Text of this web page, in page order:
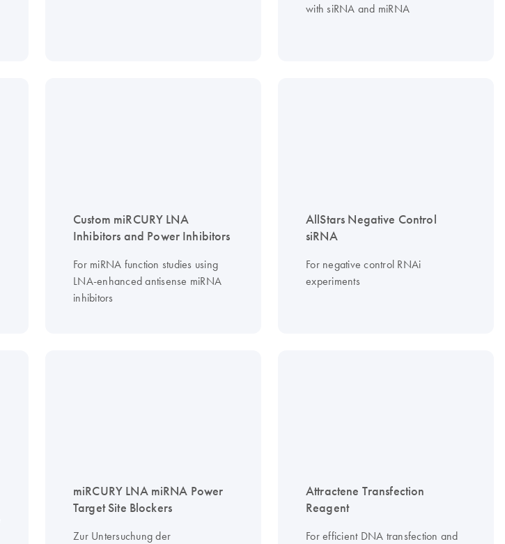
with siRNA and miRNA
Custom miRCURY LNA
Inhibitors and Power Inhibitors
For miRNA function studies using
LNA-enhanced antisense miRNA
inhibitors
AllStars Negative Control
siRNA
For negative control RNAi
experiments
miRCURY LNA miRNA Power
Target Site Blockers
Zur Untersuchung der
Attractene Transfection
Reagent
For efficient DNA transfection and